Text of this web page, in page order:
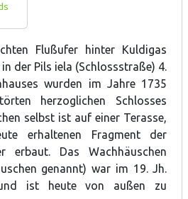
Flußufer hinter Kuldigas
der Pils iela (Schlossstraße) 4.
wurden im Jahre 1735
herzoglichen Schlosses
selbst ist auf einer Terasse,
erhaltenen Fragment der
erbaut. Das Wachhäuschen
genannt) war im 19. Jh.
ist heute von außen zu